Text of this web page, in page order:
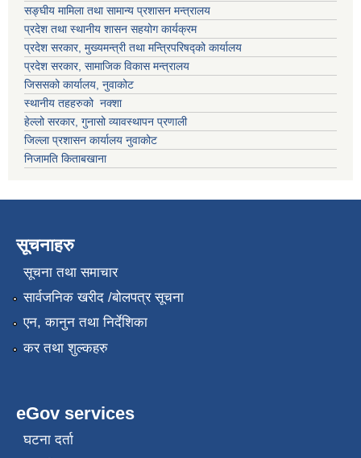
सङ्घीय मामिला तथा सामान्य प्रशासन मन्त्रालय
प्रदेश तथा स्थानीय शासन सहयोग कार्यक्रम
प्रदेश सरकार, मुख्यमन्त्री तथा मन्त्रिपरिषद्को कार्यालय
प्रदेश सरकार, सामाजिक विकास मन्त्रालय
जिससको कार्यालय, नुवाकोट
स्थानीय तहहरुको नक्शा
हेल्लो सरकार, गुनासो व्यावस्थापन प्रणाली
जिल्ला प्रशासन कार्यालय नुवाकोट
निजामति किताबखाना
सूचनाहरु
सूचना तथा समाचार
सार्वजनिक खरीद /बोलपत्र सूचना
एन, कानुन तथा निर्देशिका
कर तथा शुल्कहरु
eGov services
घटना दर्ता